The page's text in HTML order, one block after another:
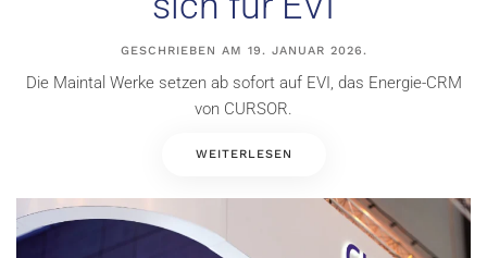
GESCHRIEBEN AM 19. JANUAR 2026.
Die Maintal Werke setzen ab sofort auf EVI, das Energie-CRM
von CURSOR.
WEITERLESEN